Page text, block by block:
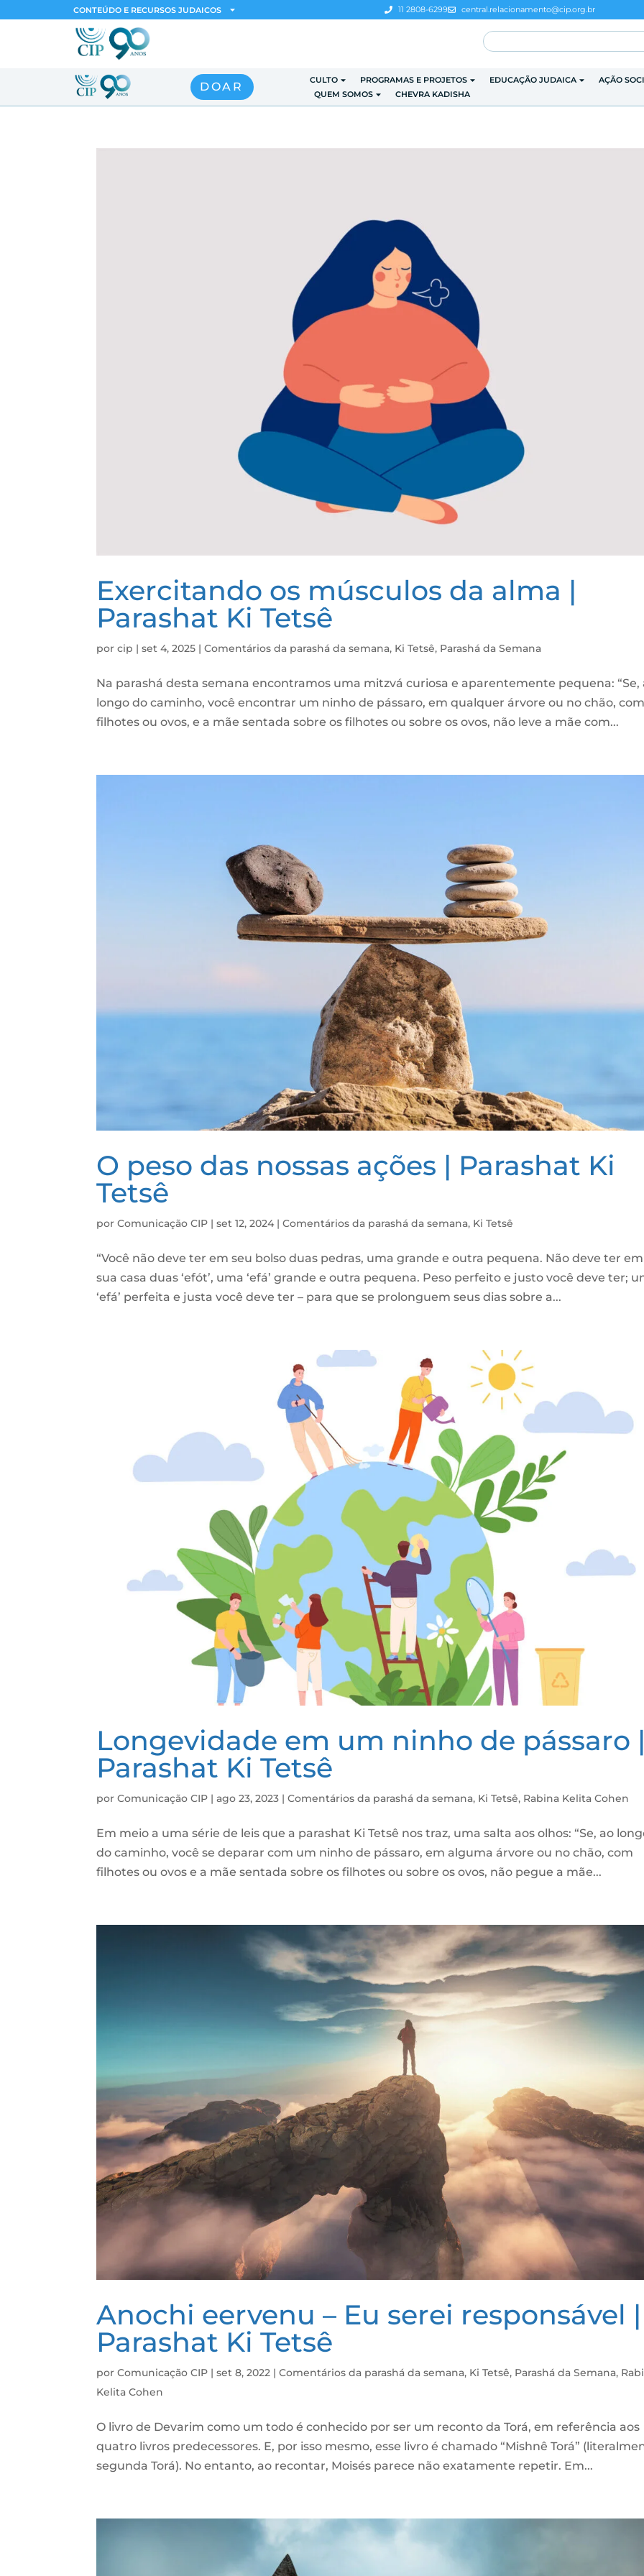
CONTEÚDO E RECURSOS JUDAICOS 11 2808-6299 central.relacionamento@cip.org.br
DOAR CULTO PROGRAMAS E PROJETOS EDUCAÇÃO JUDAICA
AÇÃO
QUEM SOMOS
CHEVRA KADISHA
Exercitando os músculos da alma |
Parashat Ki Tetsê
porcip |set 4, 2025 |Comentários da parashá da semana, Ki Tetsê, Parashá da Semana
Na parashá desta semana encontramos uma mitzvá curiosa e aparentemente pequena: “Se,
longo do caminho, você encontrar um ninho de pássaro, em qualquer árvore ou no chão,
filhotes ou ovos, e a mãe sentada sobre os filhotes ou sobre os ovos, não leve a mãe com...
O peso das nossas ações | Parashat Ki
Tetsê
porComunicação CIP |set 12, 2024 |Comentários da parashá da semana, Ki Tetsê
“Você não deve ter em seu bolso duas pedras, uma grande e outra pequena. Não deve ter em
sua casa duas ‘efót’, uma ‘efá’ grande e outra pequena. Peso perfeito e justo você deve ter;
‘efá’ perfeita e justa você deve ter – para que se prolonguem seus dias sobre a...
Longevidade em um ninho de pássaro
Parashat Ki Tetsê
porComunicação CIP |ago 23, 2023 |Comentários da parashá da semana, Ki Tetsê, Rabina Kelita Cohen
Em meio a uma série de leis que a parashat Ki Tetsê nos traz, uma salta aos olhos: “Se, ao
do caminho, você se deparar com um ninho de pássaro, em alguma árvore ou no chão, com
filhotes ou ovos e a mãe sentada sobre os filhotes ou sobre os ovos, não pegue a mãe...
Anochi eervenu – Eu serei responsável |
Parashat Ki Tetsê
porComunicação CIP |set 8, 2022 |Comentários da parashá da semana, Ki Tetsê, Parashá da Semana,
Kelita Cohen
O livro de Devarim como um todo é conhecido por ser um reconto da Torá, em referência aos
quatro livros predecessores. E, por isso mesmo, esse livro é chamado “Mishnê Torá”
segunda Torá). No entanto, ao recontar, Moisés parece não exatamente repetir. Em...